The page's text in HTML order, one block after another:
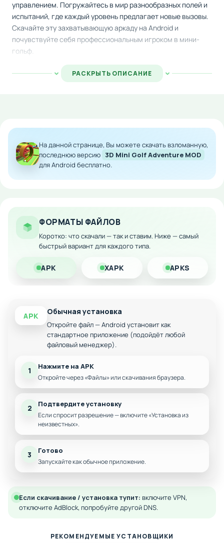
управлением. Погружайтесь в мир разнообразных полей и
испытаний, где каждый уровень предлагает новые вызовы.
Скачайте эту захватывающую аркаду на Android и
почувствуйте себя профессиональным игроком в мини-
гольф.
Геймплей построен на классической механике:
направляйте мяч в лунку, регулируя траекторию и
стратегического мышления, чтобы преодолеть расстояние
На пути к победе вас ждут как неподвижные барьеры, так и
динамичные элементы, которые постоянно движутся и
усложняют задачу. Адаптируйтесь к изменяющимся
Особенности мода:
Полностью открыт весь контент игры
Все уровни доступны с самого начала
Без ограничений по прогрессу
РАСКРЫТЬ ОПИСАНИЕ
На данной странице, Вы можете скачать взломанную,
последнюю версию 3D Mini Golf Adventure MOD
для Android бесплатно.
ФОРМАТЫ ФАЙЛОВ
Коротко: что скачали — так и ставим. Ниже — самый
быстрый вариант для каждого типа.
APK XAPK APKS
APK Обычная установка
Откройте файл — Android установит как
стандартное приложение (подойдёт любой
файловый менеджер).
1 Нажмите на APK
Откройте через «Файлы» или скачивания браузера.
2 Подтвердите установку
Если спросит разрешение — включите «Установка из
неизвестных».
3 Готово
Запускайте как обычное приложение.
Если скачивание / установка тупит: включите VPN,
отключите AdBlock, попробуйте другой DNS.
РЕКОМЕНДУЕМЫЕ УСТАНОВЩИКИ